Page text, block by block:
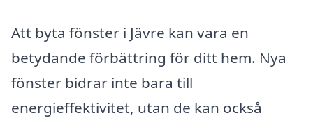
Att byta fönster i Jävre kan vara en
betydande förbättring för ditt hem. Nya
fönster bidrar inte bara till
energieffektivitet, utan de kan också